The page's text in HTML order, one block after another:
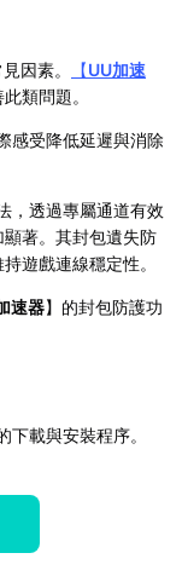
因素。 【UU加速
類問題。
感受降低延遲與消除
，透過專屬通道有效
著。其封包遺失防
遊戲連線穩定性。
速器】的封包防護功
載與安裝程序。